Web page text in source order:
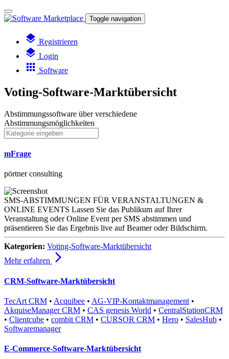
Toggle navigation
layers Registrieren
layers Login
apps Software
Voting-Software-Marktübersicht
Abstimmungssoftware über verschiedene
Abstimmungsmöglichkeiten
mFrage
pörtner consulting
SMS-ABSTIMMUNGEN FÜR VERANSTALTUNGEN &
ONLINE EVENTS Lassen Sie das Publikum auf Ihrer
Veranstaltung oder Online Event per SMS abstimmen und
präsentieren Sie das Ergebnis live auf Beamer oder Bildschirm.
Kategorien: Voting-Software-Marktübersicht
Mehr erfahren
arrow_forward_ios
CRM-Software-Marktübersicht
TecArt CRM • Acquibee • AG-VIP-Kontaktmanagement •
AkquiseManager CRM • CAS genesis World • CentralStationCRM
• Clientcube • combit CRM • CURSOR CRM • Hero • SalesHub •
Softwaremanager
E-Commerce-Software-Marktübersicht